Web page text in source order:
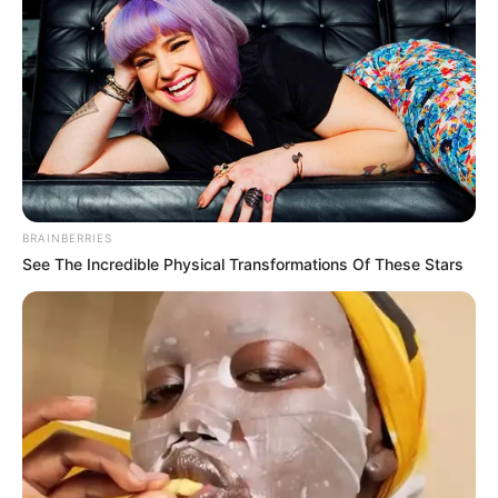
Persze, megértem.. hiszen a nyugatnémet
prosztatatabletta ára az egekben.. és amióta
egyetlen félmeztelen lányka sem mutatja meg a
megfáradt, vaksi szemeidnek a világegyetem
kalandokkal teli bejáratát.. mind több maligánfok
szükséges, hogy elérd az emlékek langymeleg
ringatását.
BRAINBERRIES
See The Incredible Physical Transformations Of These Stars